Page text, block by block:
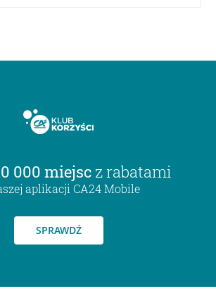
000 miejsc z rabatami
aplikacji CA24 Mobile
SPRAWDŹ